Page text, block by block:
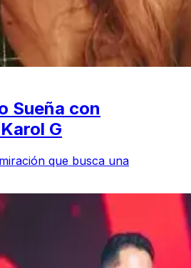
Sueña con
G
que busca una